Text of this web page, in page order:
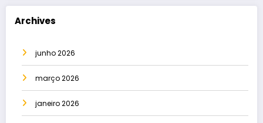
Archives
junho 2026
março 2026
janeiro 2026